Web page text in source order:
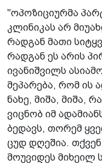
"ოპოზიციურმა
კლინიკას არ
რადგან მათი
რადგან ეს არის
ივანიშვილს
მეპარება, რომ ის
ნახე, მიშა, მიშა,
ვიცნობ იმ
ბედავს, თორემ
ცუდ დღეშია.
მოუვიდეს მიხეილ